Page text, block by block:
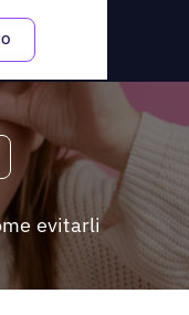
evitarli